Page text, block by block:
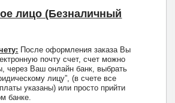
лицо (Безналичный
После оформления заказа Вы
почту счет, счет можно
через Ваш онлайн банк, выбрать
лицу”, (в счете все
указаны) или просто прийти
банке.